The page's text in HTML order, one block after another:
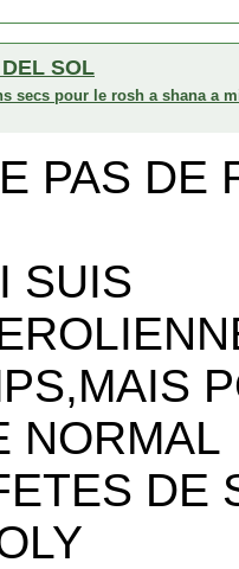
SOL
secs pour le rosh a shana a
PAS DE
SUIS
NORMAL
DE